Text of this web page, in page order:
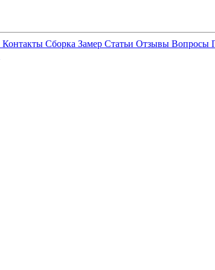
Контакты Сборка Замер Статьи Отзывы Вопросы